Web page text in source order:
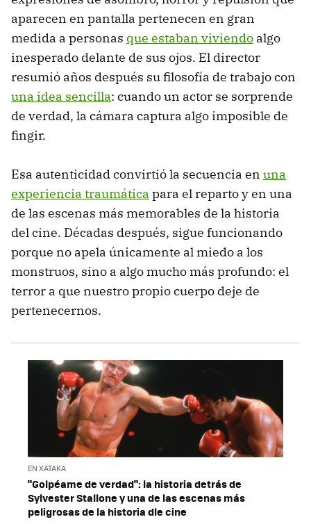
aparecen en pantalla pertenecen en gran
medida a personas que estaban viviendo algo
inesperado delante de sus ojos. El director
resumió años después su filosofía de trabajo con
una idea sencilla: cuando un actor se sorprende
de verdad, la cámara captura algo imposible de
fingir.
Esa autenticidad convirtió la secuencia en una
experiencia traumática para el reparto y en una
de las escenas más memorables de la historia
del cine. Décadas después, sigue funcionando
porque no apela únicamente al miedo a los
monstruos, sino a algo mucho más profundo: el
terror a que nuestro propio cuerpo deje de
pertenecernos.
EN XATAKA
"Golpéame de verdad": la historia detrás de
Sylvester Stallone y una de las escenas más
peligrosas de la historia dle cine